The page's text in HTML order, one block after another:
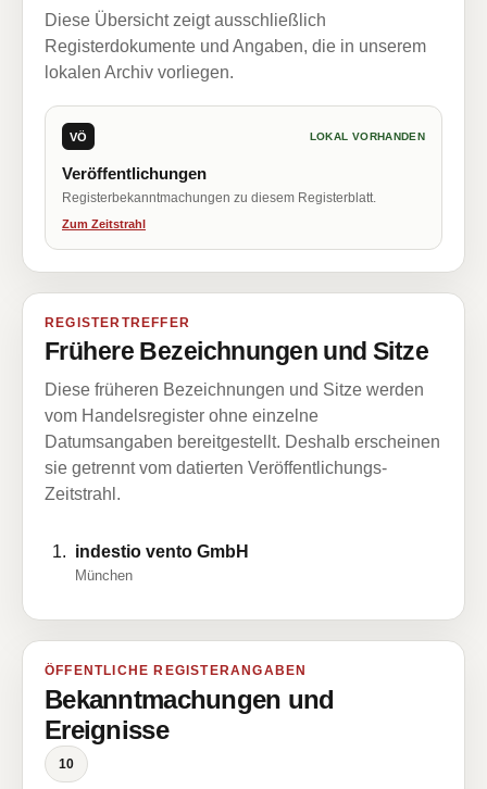
Diese Übersicht zeigt ausschließlich
Registerdokumente und Angaben, die in unserem
lokalen Archiv vorliegen.
VÖ LOKAL VORHANDEN
Veröffentlichungen
Registerbekanntmachungen zu diesem Registerblatt.
Zum Zeitstrahl
REGISTERTREFFER
Frühere Bezeichnungen und Sitze
Diese früheren Bezeichnungen und Sitze werden
vom Handelsregister ohne einzelne
Datumsangaben bereitgestellt. Deshalb erscheinen
sie getrennt vom datierten Veröffentlichungs-
Zeitstrahl.
indestio vento GmbH
München
ÖFFENTLICHE REGISTERANGABEN
Bekanntmachungen und
Ereignisse
10